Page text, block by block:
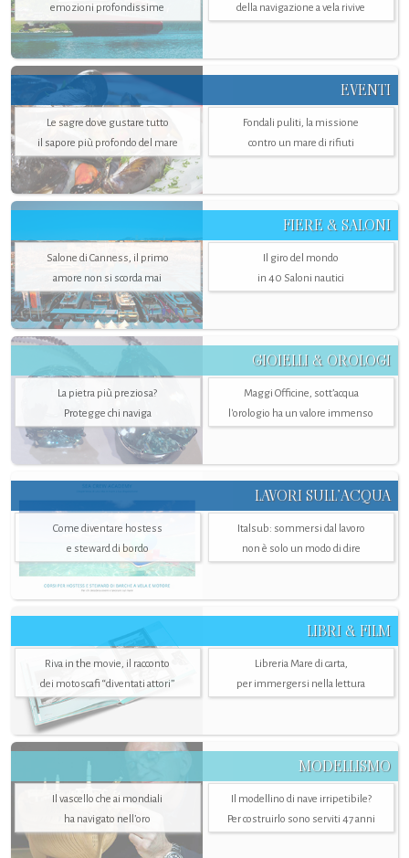
emozioni profondissime
della navigazione a vela rivive
EVENTI
Le sagre dove gustare tutto
il sapore più profondo del mare
Fondali puliti, la missione
contro un mare di rifiuti
FIERE & SALONI
Salone di Canness, il primo
amore non si scorda mai
Il giro del mondo
in 40 Saloni nautici
GIOIELLI & OROLOGI
La pietra più preziosa?
Protegge chi naviga
Maggi Officine, sott’acqua
l'orologio ha un valore immenso
LAVORI SULL’ACQUA
Come diventare hostess
e steward di bordo
Italsub: sommersi dal lavoro
non è solo un modo di dire
LIBRI & FILM
Riva in the movie, il racconto
dei motoscafi “diventati attori”
Libreria Mare di carta,
per immergersi nella lettura
MODELLISMO
Il vascello che ai mondiali
ha navigato nell’oro
Il modellino di nave irripetibile?
Per costruirlo sono serviti 47 anni